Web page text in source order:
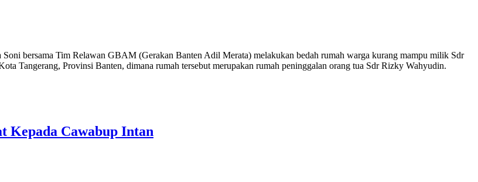
bersama Tim Relawan GBAM (Gerakan Banten Adil Merata) melakukan bedah rumah warga kurang mampu milik Sdr
Tangerang, Provinsi Banten, dimana rumah tersebut merupakan rumah peninggalan orang tua Sdr Rizky Wahyudin.
Kepada Cawabup Intan